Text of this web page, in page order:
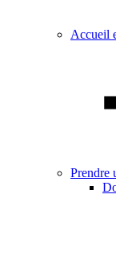
Accueil
Prendre